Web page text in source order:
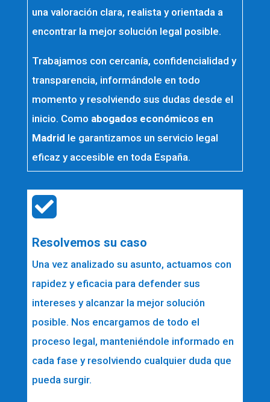
una valoración clara, realista y orientada a
encontrar la mejor solución legal posible.
Trabajamos con cercanía, confidencialidad y
transparencia, informándole en todo
momento y resolviendo sus dudas desde el
inicio. Como abogados económicos en
Madrid le garantizamos un servicio legal
eficaz y accesible en toda España.

Resolvemos su caso
Una vez analizado su asunto, actuamos con
rapidez y eficacia para defender sus
intereses y alcanzar la mejor solución
posible. Nos encargamos de todo el
proceso legal, manteniéndole informado en
cada fase y resolviendo cualquier duda que
pueda surgir.